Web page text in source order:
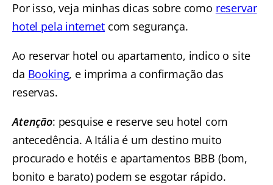
Por isso, veja minhas dicas sobre como reservar
hotel pela internetcom segurança.
Ao reservar hotel ou apartamento, indico o site
da Booking, e imprima a confirmação das
reservas.
Atenção: pesquise e reserve seu hotel com
antecedência. A Itália é um destino muito
procurado e hotéis e apartamentos BBB (bom,
bonito e barato) podem se esgotar rápido.